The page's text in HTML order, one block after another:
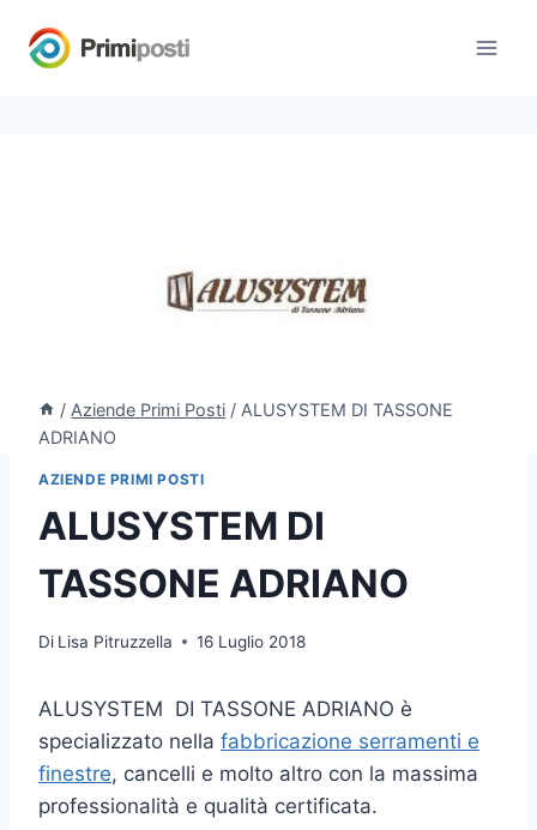
/ Aziende Primi Posti / ALUSYSTEM DI TASSONE
ADRIANO
AZIENDE PRIMI POSTI
ALUSYSTEM DI
TASSONE ADRIANO
Di Lisa Pitruzzella 16 Luglio 2018
ALUSYSTEM DI TASSONE ADRIANO è
specializzato nella fabbricazione serramenti e
finestre, cancelli e molto altro con la massima
professionalità e qualità certificata.